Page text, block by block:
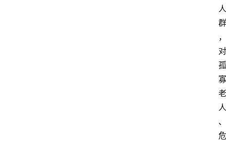
人
群
，
对
孤
寡
老
人
、
危